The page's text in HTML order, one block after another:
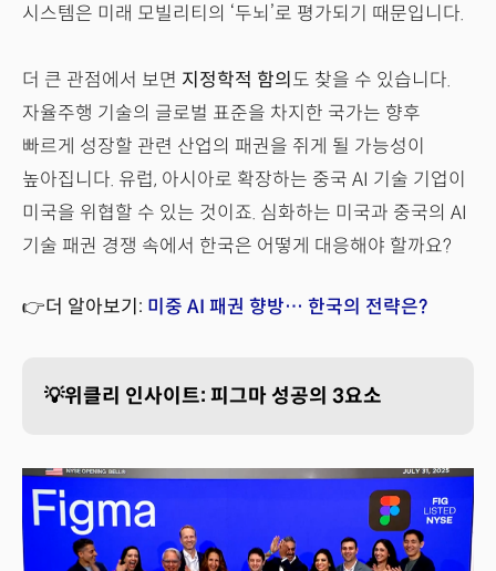
시스템은 미래 모빌리티의 ‘두뇌’로 평가되기 때문입니다.
더 큰 관점에서 보면 지정학적 함의 도 찾을 수 있습니다.
자율주행 기술의 글로벌 표준을 차지한 국가는 향후
빠르게 성장할 관련 산업의 패권을 쥐게 될 가능성이
높아집니다. 유럽, 아시아로 확장하는 중국 AI 기술 기업이
미국을 위협할 수 있는 것이죠. 심화하는 미국과 중국의 AI
기술 패권 경쟁 속에서 한국은 어떻게 대응해야 할까요?
👉더 알아보기: 미중 AI 패권 향방… 한국의 전략은?
💡위클리 인사이트: 피그마 성공의 3요소